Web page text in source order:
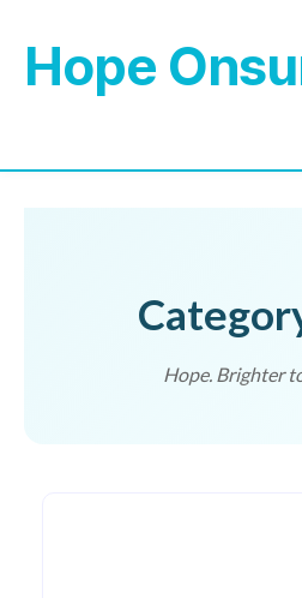
Hope
Hope. Brighter